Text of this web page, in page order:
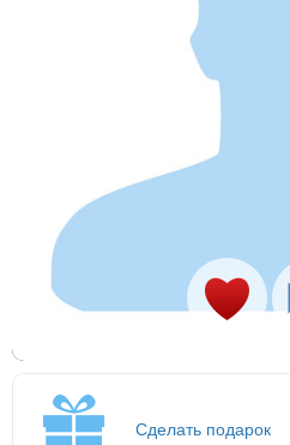
Сделать подарок